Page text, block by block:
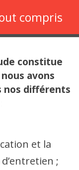
compris
constitue
avons
nos différents
et la
;